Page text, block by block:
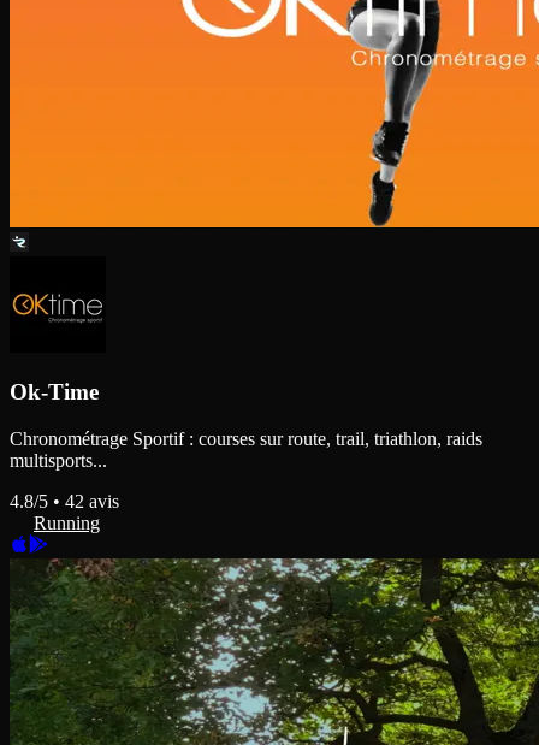
Ok-Time
Chronométrage Sportif : courses sur route, trail, triathlon, raids
multisports...
4.8/5 • 42 avis
Running